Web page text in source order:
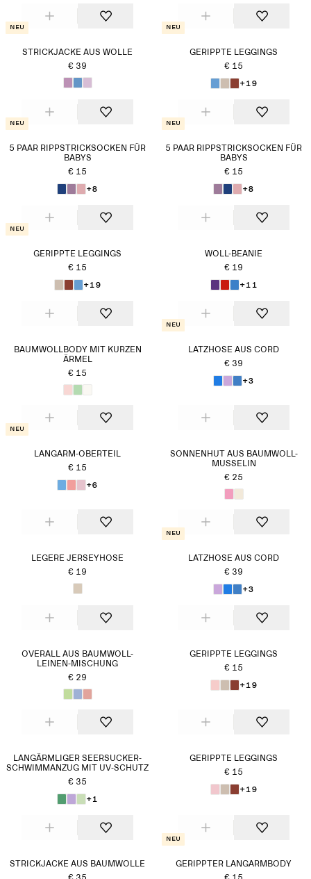
Neu
STRICKJACKE AUS WOLLE
€ 39
Neu
GERIPPTE LEGGINGS
€ 15
+19
Neu
5 PAAR RIPPSTRICKSOCKEN FÜR
BABYS
€ 15
+8
Neu
5 PAAR RIPPSTRICKSOCKEN FÜR
BABYS
€ 15
+8
Neu
GERIPPTE LEGGINGS
€ 15
+19
WOLL-BEANIE
€ 19
+11
BAUMWOLLBODY MIT KURZEN
ÄRMEL
€ 15
Neu
LATZHOSE AUS CORD
€ 39
+3
Neu
LANGARM-OBERTEIL
€ 15
+6
SONNENHUT AUS BAUMWOLL-
MUSSELIN
€ 25
LEGERE JERSEYHOSE
€ 19
Neu
LATZHOSE AUS CORD
€ 39
+3
OVERALL AUS BAUMWOLL-
LEINEN-MISCHUNG
€ 29
GERIPPTE LEGGINGS
€ 15
+19
LANGÄRMLIGER SEERSUCKER-
SCHWIMMANZUG MIT UV-SCHUTZ
€ 35
+1
GERIPPTE LEGGINGS
€ 15
+19
STRICKJACKE AUS BAUMWOLLE
Neu
GERIPPTER LANGARMBODY